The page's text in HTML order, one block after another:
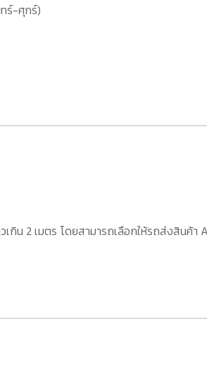
ทร์-ศุกร์)
กิน 2 เมตร โดยสามารถเลือกให้รถส่งสินค้า